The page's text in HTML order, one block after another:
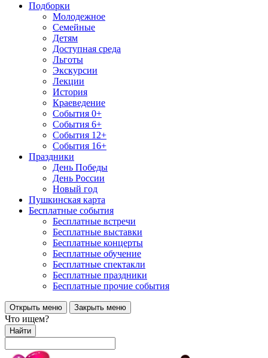
Подборки
Молодежное
Семейные
Детям
Доступная среда
Льготы
Экскурсии
Лекции
История
Краеведение
События 0+
События 6+
События 12+
События 16+
Праздники
День Победы
День России
Новый год
Пушкинская карта
Бесплатные события
Бесплатные встречи
Бесплатные выставки
Бесплатные концерты
Бесплатные обучение
Бесплатные спектакли
Бесплатные праздники
Бесплатные прочие события
Открыть меню Закрыть меню
Что ищем?
Найти